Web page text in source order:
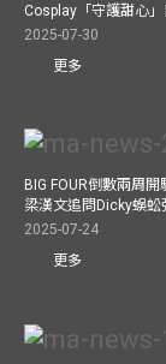
Cosplay「守護甜心
2025-07-30
更多
BIG FOUR倒數兩周
梁漢文追問Dicky蜈
2025-07-24
更多